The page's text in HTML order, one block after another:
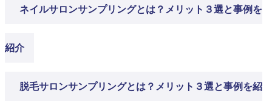
ネイルサロンサンプリングとは？メリット３選と事例を
紹介
脱毛サロンサンプリングとは？メリット３選と事例を紹